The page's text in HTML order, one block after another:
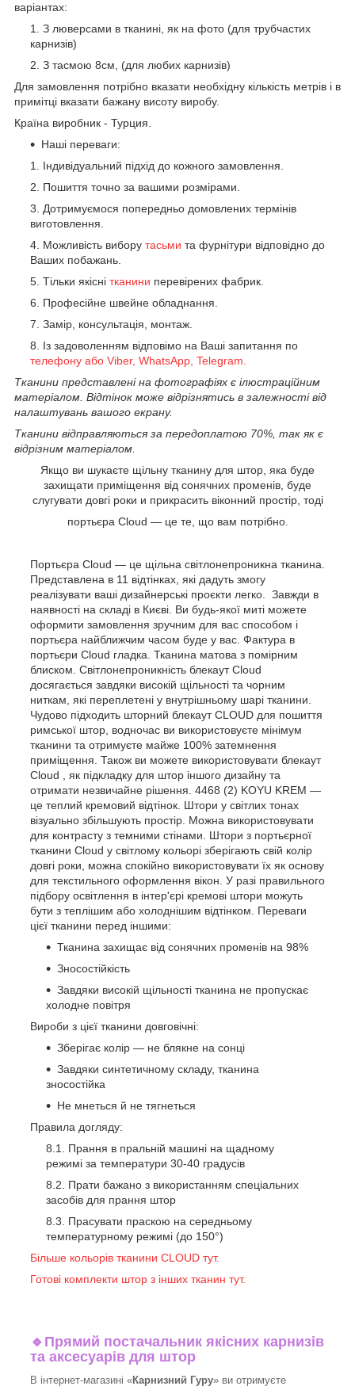
варіантах:
З люверсами в тканині, як на фото (для трубчастих
карнизів)
З тасмою 8см, (для любих карнизів)
Для замовлення потрібно вказати необхідну кількість метрів і в
примітці вказати бажану висоту виробу.
Країна виробник - Турция.
Наші переваги:
Індивідуальний підхід до кожного замовлення.
Пошиття точно за вашими розмірами.
Дотримуємося попередньо домовлених термінів
виготовлення.
Можливість вибору тасьми та фурнітури відповідно до
Ваших побажань.
Тільки якісні тканини перевірених фабрик.
Професійне швейне обладнання.
Замір, консультація, монтаж.
Із задоволенням відповімо на Ваші запитання по
телефону або Viber, WhatsApp, Telegram.
Тканини представлені на фотографіях є ілюстраційним
матеріалом. Відтінок може відрізнятись в залежності від
налаштувань вашого екрану.
Тканини відправляються за передоплатою 70%, так як є
відрізним матеріалом.
Якщо ви шукаєте щільну тканину для штор, яка буде
захищати приміщення від сонячних променів, буде
слугувати довгі роки и прикрасить віконний простір, тоді
портьєра Cloud — це те, що вам потрібно.
Портьєра Cloud — це щільна світлонепроникна тканина.
Представлена в 11 відтінках, які дадуть змогу
реалізувати ваші дизайнерські проєкти легко. Завжди в
наявності на складі в Києві. Ви будь-якої миті можете
оформити замовлення зручним для вас способом і
портьєра найближчим часом буде у вас. Фактура в
портьєри Cloud гладка. Тканина матова з помірним
блиском. Світлонепроникність блекаутCloud
досягається завдяки високій щільності та чорним
ниткам, які переплетені у внутрішньому шарі тканини.
Чудово підходить шторний блекаут CLOUD для пошиття
римської штор, водночас ви використовуєте мінімум
тканини та отримуєте майже 100% затемнення
приміщення. Також ви можете використовувати блекаут
Cloud , як підкладку для штор іншого дизайну та
отримати незвичайне рішення. 4468 (2) KOYU KREM —
це теплий кремовий відтінок. Штори у світлих тонах
візуально збільшують простір. Можна використовувати
для контрасту з темними стінами. Штори з портьєрної
тканини Cloud у світлому кольорі зберігають свій колір
довгі роки, можна спокійно використовувати їх як основу
для текстильного оформлення вікон. У разі правильного
підбору освітлення в інтер'єрі кремові штори можуть
бути з теплішим або холоднішим відтінком. Переваги
цієї тканини перед іншими:
Тканина захищає від сонячних променів на 98%
Зносостійкість
Завдяки високій щільності тканина не пропускає
холодне повітря
Вироби з цієї тканини довговічні:
Зберігає колір — не блякне на сонці
Завдяки синтетичному складу, тканина
зносостійка
Не мнеться й не тягнеться
Правила догляду:
Прання в пральній машині на щадному
режимі за температури 30-40 градусів
Прати бажано з використанням спеціальних
засобів для прання штор
Прасувати праскою на середньому
температурному режимі (до 150°)
Більше кольорів тканини CLOUD тут.
Готові комплекти штор з інших тканин тут.
🔹 Прямий постачальник якісних карнизів
та аксесуарів для штор
В інтернет-магазині «Карнизний Гуру» ви отримуєте